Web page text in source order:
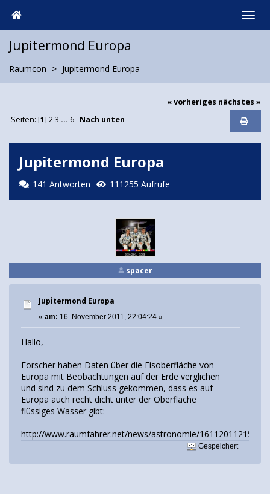
Jupitermond Europa
Raumcon Jupitermond Europa
« vorheriges nächstes »
Seiten: [1] 2 3 ... 6 Nach unten
Jupitermond Europa
141 Antworten 111255 Aufrufe
spacer
Jupitermond Europa
« am: 16. November 2011, 22:04:24 »
Hallo,
Forscher haben Daten über die Eisoberfläche von
Europa mit Beobachtungen auf der Erde verglichen
und sind zu dem Schluss gekommen, dass es auf
Europa auch recht dicht unter der Oberfläche
flüssiges Wasser gibt:
http://www.raumfahrer.net/news/astronomie/
Gespeichert